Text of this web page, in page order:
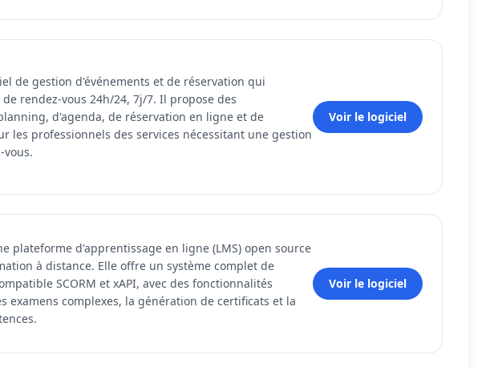
de gestion d'événements et de réservation qui
rendez-vous 24h/24, 7j/7. Il propose des
d'agenda, de réservation en ligne et de
les professionnels des services nécessitant une gestion
vous.
Voir le logiciel
plateforme d'apprentissage en ligne (LMS) open source
à distance. Elle offre un système complet de
SCORM et xAPI, avec des fonctionnalités
examens complexes, la génération de certificats et la
Voir le logiciel